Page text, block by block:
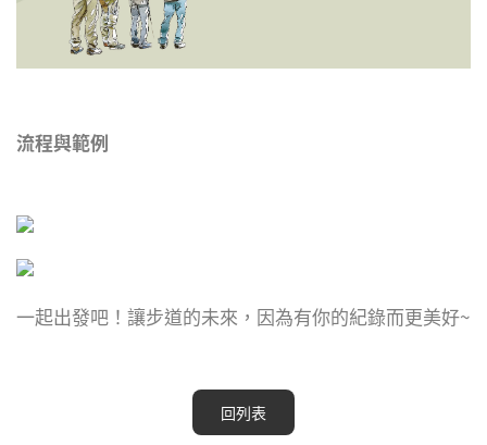
流程與範例
一起出發吧！讓步道的未來，因為有你的紀錄而更美好~
回列表